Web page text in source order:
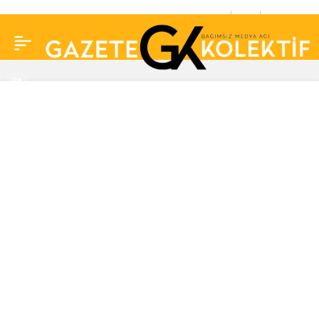
yarın son yolculuğuna